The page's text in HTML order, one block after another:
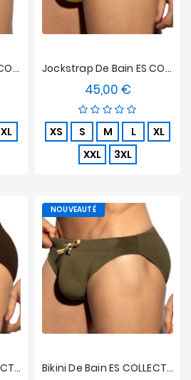
Jockstrap De Bain ES COLLECTION Terrycloth - Orange
XL
Jockstrap De Bain ES COLLECTION Terrycloth - Jaune
45,00 €Prix
XS S M L
XL
XXL
3XL
Bikini De Bain ES COLLECTION Terrycloth - Marron Bikini De Bain ES COLLECTION Terrycloth - Kaki
NOUVEAUTÉ